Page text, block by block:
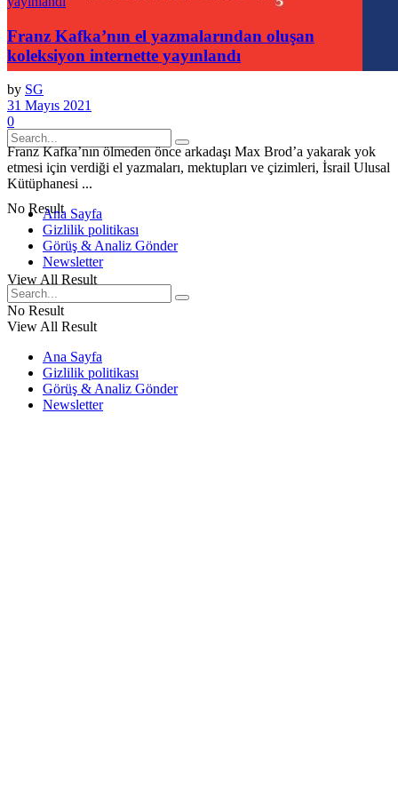
No Result
View All Result
Franz Kafka’nın el yazmalarından oluşan
koleksiyon internette yayınlandı
by SG
31 Mayıs 2021
0
Franz Kafka’nın ölmeden önce arkadaşı Max Brod’a yakarak yok
etmesi için verdiği el yazmaları, mektupları ve çizimleri, İsrail Ulusal
Kütüphanesi ...
Ana Sayfa
Gizlilik politikası
Görüş & Analiz Gönder
Newsletter
No Result
View All Result
Ana Sayfa
Gizlilik politikası
Görüş & Analiz Gönder
Newsletter